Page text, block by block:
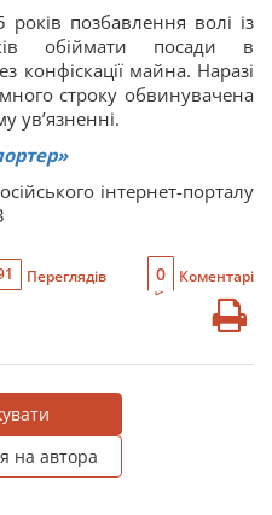
позбавлення волі із
обіймати посади в
конфіскації майна. Наразі
строку обвинувачена
увʼязненні.
інтернет-порталу
Переглядів 0 Коментарі
на автора